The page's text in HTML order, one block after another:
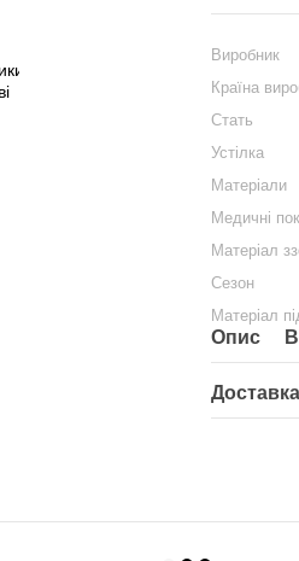
Виробник
Країна
Стать
Устілка
Матеріали
Медичні
Матеріал
Сезон
Матеріал
Опис
Доставка